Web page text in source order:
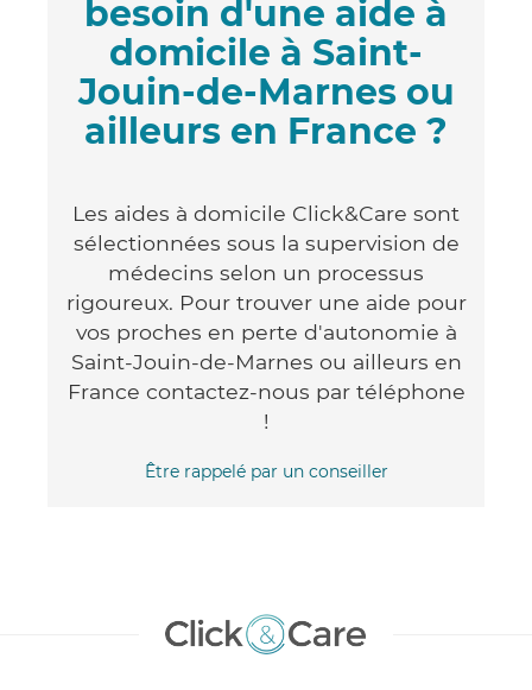
besoin d'une aide à
domicile à Saint-
Jouin-de-Marnes ou
ailleurs en France ?
Les aides à domicile Click&Care sont
sélectionnées sous la supervision de
médecins selon un processus
rigoureux. Pour trouver une aide pour
vos proches en perte d'autonomie à
Saint-Jouin-de-Marnes ou ailleurs en
France contactez-nous par téléphone
!
Être rappelé par un conseiller